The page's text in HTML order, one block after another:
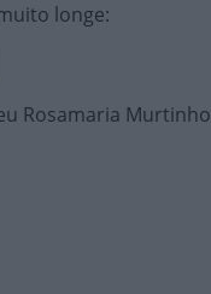
longe:
Rosamaria Murtinho